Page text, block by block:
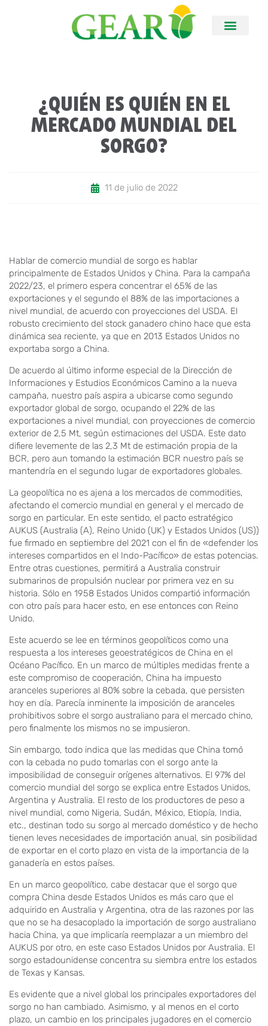
¿QUIÉN ES QUIÉN EN EL
MERCADO MUNDIAL DEL
SORGO?
11 de julio de 2022
Hablar de comercio mundial de sorgo es hablar
principalmente de Estados Unidos y China. Para la campaña
2022/23, el primero espera concentrar el 65% de las
exportaciones y el segundo el 88% de las importaciones a
nivel mundial, de acuerdo con proyecciones del USDA. El
robusto crecimiento del stock ganadero chino hace que esta
dinámica sea reciente, ya que en 2013 Estados Unidos no
exportaba sorgo a China.
De acuerdo al último informe especial de la Dirección de
Informaciones y Estudios Económicos Camino a la nueva
campaña, nuestro país aspira a ubicarse como segundo
exportador global de sorgo, ocupando el 22% de las
exportaciones a nivel mundial, con proyecciones de comercio
exterior de 2,5 Mt, según estimaciones del USDA. Este dato
difiere levemente de las 2,3 Mt de estimación propia de la
BCR, pero aun tomando la estimación BCR nuestro país se
mantendría en el segundo lugar de exportadores globales.
La geopolítica no es ajena a los mercados de commodities,
afectando el comercio mundial en general y el mercado de
sorgo en particular. En este sentido, el pacto estratégico
AUKUS (Australia (A), Reino Unido (UK) y Estados Unidos (US))
fue firmado en septiembre del 2021 con el fin de «defender los
intereses compartidos en el Indo-Pacífico» de estas potencias.
Entre otras cuestiones, permitirá a Australia construir
submarinos de propulsión nuclear por primera vez en su
historia. Sólo en 1958 Estados Unidos compartió información
con otro país para hacer esto, en ese entonces con Reino
Unido.
Este acuerdo se lee en términos geopolíticos como una
respuesta a los intereses geoestratégicos de China en el
Océano Pacífico. En un marco de múltiples medidas frente a
este compromiso de cooperación, China ha impuesto
aranceles superiores al 80% sobre la cebada, que persisten
hoy en día. Parecía inminente la imposición de aranceles
prohibitivos sobre el sorgo australiano para el mercado chino,
pero finalmente los mismos no se impusieron.
Sin embargo, todo indica que las medidas que China tomó
con la cebada no pudo tomarlas con el sorgo ante la
imposibilidad de conseguir orígenes alternativos. El 97% del
comercio mundial del sorgo se explica entre Estados Unidos,
Argentina y Australia. El resto de los productores de peso a
nivel mundial, como Nigeria, Sudán, México, Etiopía, India,
etc., destinan todo su sorgo al mercado doméstico y de hecho
tienen leves necesidades de importación anual, sin posibilidad
de exportar en el corto plazo en vista de la importancia de la
ganadería en estos países.
En un marco geopolítico, cabe destacar que el sorgo que
compra China desde Estados Unidos es más caro que el
adquirido en Australia y Argentina, otra de las razones por las
que no se ha desacoplado la importación de sorgo australiano
hacia China, ya que implicaría reemplazar a un miembro del
AUKUS por otro, en este caso Estados Unidos por Australia. El
sorgo estadounidense concentra su siembra entre los estados
de Texas y Kansas.
Es evidente que a nivel global los principales exportadores del
sorgo no han cambiado. Asimismo, y al menos en el corto
plazo, un cambio en los principales jugadores en el comercio